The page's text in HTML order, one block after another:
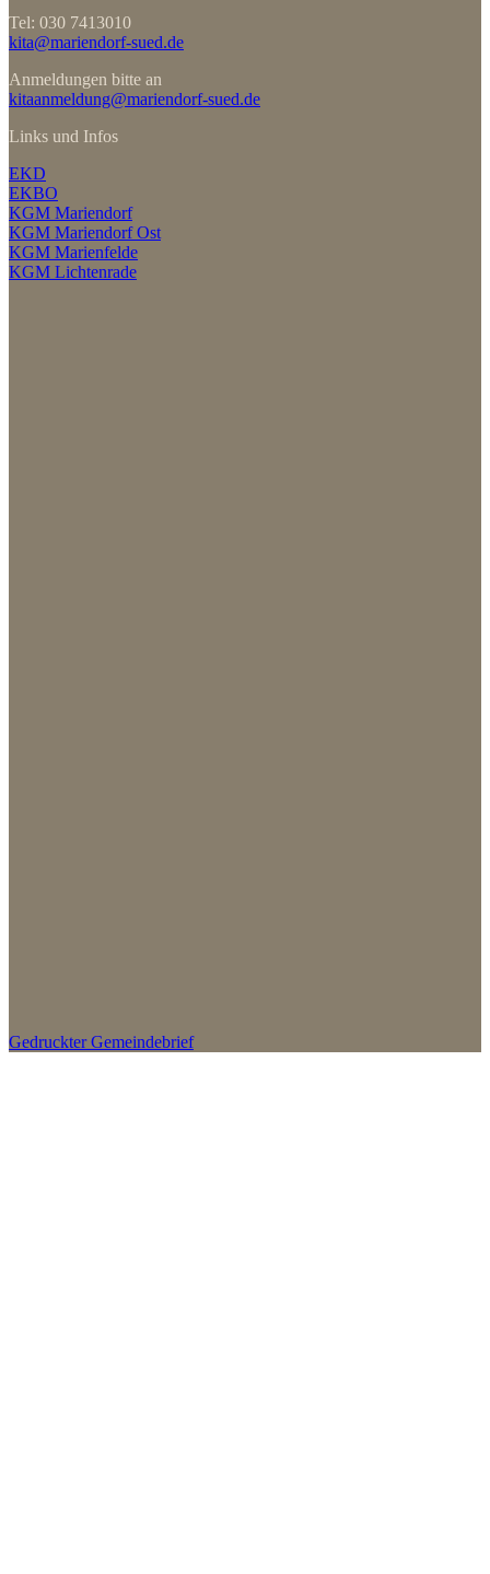
Tel: 030 7413010
kita@mariendorf-sued.de
Anmeldungen bitte an
kitaanmeldung@mariendorf-sued.de
Links und Infos
EKD
EKBO
KGM Mariendorf
KGM Mariendorf Ost
KGM Marienfelde
KGM Lichtenrade
Gedruckter Gemeindebrief